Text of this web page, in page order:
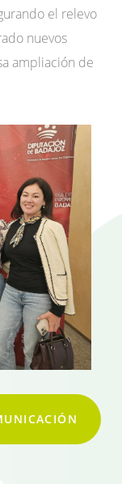
el relevo
nuevos
ampliación de